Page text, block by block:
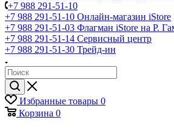
+7 988 291-51-10
+7 988 291-51-10 Онлайн-магазин iStore
+7 988 291-51-03 Флагман iStore на Р.
+7 988 291-51-14 Сервисный центр
+7 988 291-51-30 Трейд-ин
Избранные товары 0
Корзина 0